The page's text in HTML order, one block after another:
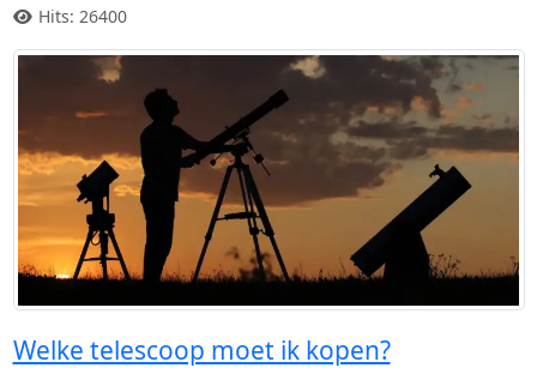
Hits: 26400
Welke telescoop moet ik kopen?